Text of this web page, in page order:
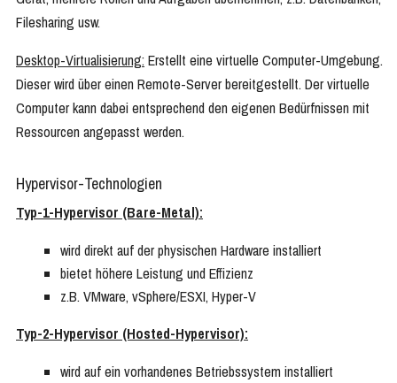
Filesharing usw.
Desktop-Virtualisierung: Erstellt eine virtuelle Computer-Umgebung.
Dieser wird über einen Remote-Server bereitgestellt. Der virtuelle
Computer kann dabei entsprechend den eigenen Bedürfnissen mit
Ressourcen angepasst werden.
Hypervisor-Technologien
Typ-1-Hypervisor (Bare-Metal):
wird direkt auf der physischen Hardware installiert
bietet höhere Leistung und Effizienz
z.B. VMware, vSphere/ESXI, Hyper-V
Typ-2-Hypervisor (Hosted-Hypervisor):
wird auf ein vorhandenes Betriebssystem installiert